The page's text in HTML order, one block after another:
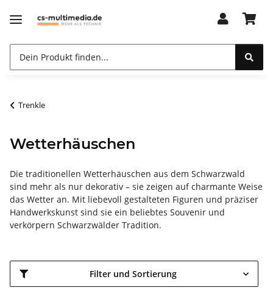
Trenkle
Wetterhäuschen
Die traditionellen Wetterhäuschen aus dem Schwarzwald
sind mehr als nur dekorativ – sie zeigen auf charmante Weise
das Wetter an. Mit liebevoll gestalteten Figuren und präziser
Handwerkskunst sind sie ein beliebtes Souvenir und
verkörpern Schwarzwälder Tradition.
Filter und Sortierung